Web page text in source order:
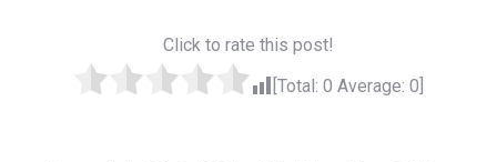
Click to rate this post!
[Total: 0 Average: 0